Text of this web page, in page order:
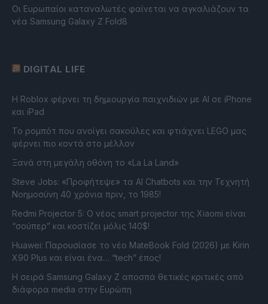
Οι Ευρωπαίοι καταναλωτές φαίνεται να αγκαλιάζουν τα
νέα Samsung Galaxy Z Fold8
DIGITAL LIFE
Η Roblox φέρνει τη δημιουργία παιχνιδιών με ΑΙ σε iPhone
και iPad
Το ρομπότ που ανοίγει σακούλες και φτιάχνει LEGO μας
φέρνει πιο κοντά στο μέλλον
Ξανά στη μεγάλη οθόνη το «La La Land»
Steve Jobs: «Προφήτεψε» τα AI Chatbots και την Τεχνητή
Νοημοσύνη 40 χρόνια πριν, το 1985!
Redmi Projector 5: Ο νέος smart projector της Xiaomi είναι
“σούπερ” και κοστίζει μόλις 140$!
Huawei: Παρουσίασε το νέο MateBook Fold (2026) με Kirin
X90 Plus και είναι ένα… “tech” έπος!
Η σειρά Samsung Galaxy Z αποσπά θετικές κριτικές από
διάφορα media στην Ευρώπη